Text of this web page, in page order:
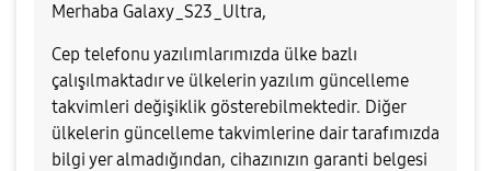
Merhaba Galaxy_S23_Ultra,
Cep telefonu yazılımlarımızda ülke bazlı
çalışılmaktadır ve ülkelerin yazılım güncelleme
takvimleri değişiklik gösterebilmektedir. Diğer
ülkelerin güncelleme takvimlerine dair tarafımızda
bilgi yer almadığından, cihazınızın garanti belgesi